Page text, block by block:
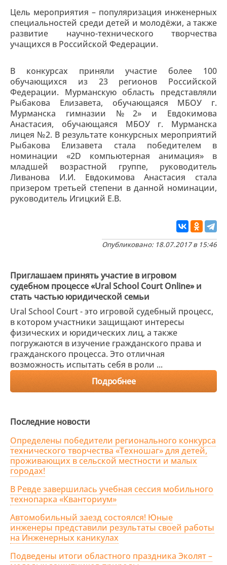
Цель мероприятия – популяризация инженерных
специальностей среди детей и молодёжи, а также
развитие научно-технического творчества
учащихся в Российской Федерации.
В конкурсах приняли участие более 100
обучающихся из 23 регионов Российской
Федерации. Мурманскую область представляли
Рыбакова Елизавета, обучающаяся МБОУ г.
Мурманска гимназии №2» и Евдокимова
Анастасия, обучающаяся МБОУ г. Мурманска
лицея №2. В результате конкурсных мероприятий
Рыбакова Елизавета стала победителем в
номинации «2D компьютерная анимация» в
младшей возрастной группе, руководитель
Ливанова И.И. Евдокимова Анастасия стала
призером третьей степени в данной номинации,
руководитель Игицкий Е.В.
Опубликовано: 18.07.2017 в 15:46
Приглашаем принять участие в игровом
судебном процессе «Ural School Court Online» и
стать частью юридической семьи
Ural School Court - это игровой судебный процесс,
в котором участники защищают интересы
физических и юридических лиц, а также
погружаются в изучение гражданского права и
гражданского процесса. Это отличная
возможность испытать себя в роли ...
Подробнее
Последние новости
Определены победители регионального конкурса
технического творчества «Техношаг» для детей,
проживающих в сельской местности и малых
городах!
В Ревде завершилась учебная сессия мобильного
технопарка «Кванториум»
Автомобильный заезд состоялся! Юные
инженеры представили результаты своей работы
на Инженерных каникулах
Подведены итоги областного праздника Эколят –